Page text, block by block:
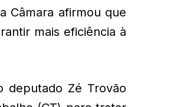
Câmara afirmou que
mais eficiência à
deputado Zé Trovão